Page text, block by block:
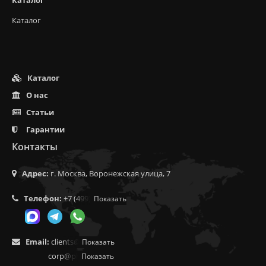
Каталог
Каталог
О нас
Статьи
Гарантии
Контакты
Адрес: г. Москва, Воронежская улица, 7
Телефон: +7 (499) 350-55-05
Показать
Email: clients@f9.market
Показать
corp@phoenix9.ru
Показать